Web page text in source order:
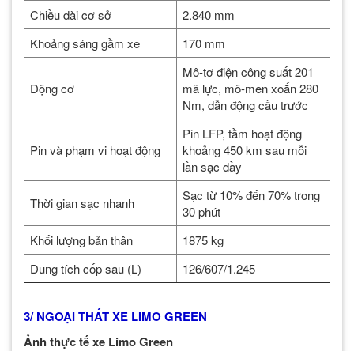
Chiều dài cơ sở
2.840 mm
Khoảng sáng gầm xe
170 mm
Động cơ
Mô-tơ điện công suất 201
mã lực, mô-men xoắn 280
Nm, dẫn động cầu trước
Pin và phạm vi hoạt động
Pin LFP, tầm hoạt động
khoảng 450 km sau mỗi
lần sạc đầy
Thời gian sạc nhanh
Sạc từ 10% đến 70% trong
30 phút
Khối lượng bản thân
1875 kg
Dung tích cốp sau (L)
126/607/1.245
3/ NGOẠI THẤT XE LIMO GREEN
Ảnh thực tế xe Limo Green